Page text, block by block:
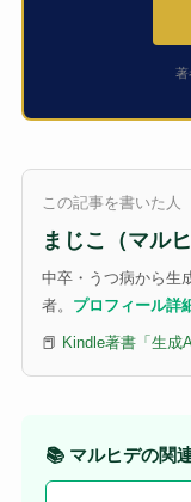
著
この記事を書いた人
まじこ（マル
中卒・うつ病から生
者。 プロフィール詳
📕 Kindle著書「生成
📚 マルヒデの関